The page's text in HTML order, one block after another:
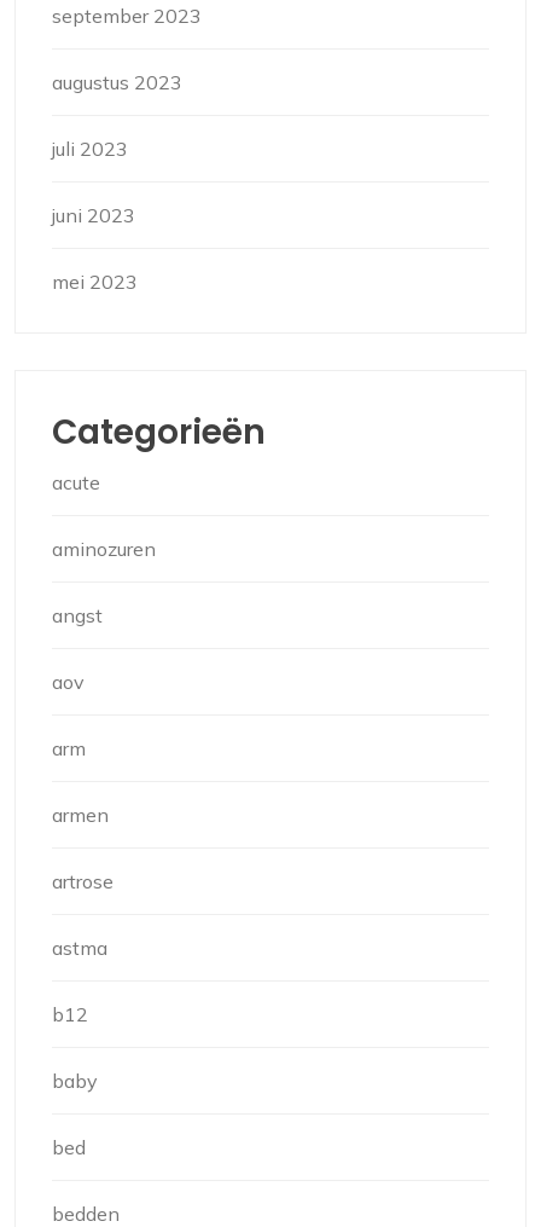
september 2023
augustus 2023
juli 2023
juni 2023
mei 2023
Categorieën
acute
aminozuren
angst
aov
arm
armen
artrose
astma
b12
baby
bed
bedden